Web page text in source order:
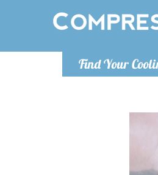
Find Your
De lunes a